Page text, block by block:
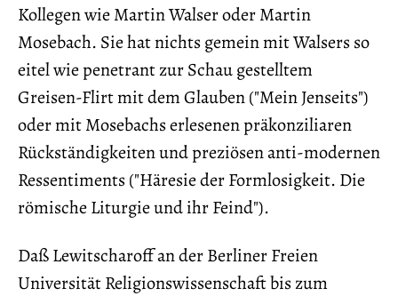
Kollegen wie Martin Walser oder Martin
Mosebach. Sie hat nichts gemein mit Walsers so
eitel wie penetrant zur Schau gestelltem
Greisen-Flirt mit dem Glauben ("Mein Jenseits")
oder mit Mosebachs erlesenen präkonziliaren
Rückständigkeiten und preziösen anti-modernen
Ressentiments ("Häresie der Formlosigkeit. Die
römische Liturgie und ihr Feind").
Daß Lewitscharoff an der Berliner Freien
Universität Religionswissenschaft bis zum